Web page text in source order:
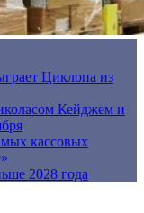
Циклопа из
Кейджем и
кассовых
2028 года